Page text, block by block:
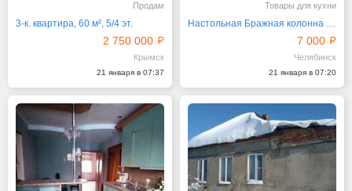
Продам
3-к. квартира, 60 м², 5/4 эт.
2 750 000
Крымск
21 января в 07:37
Товары для кухни
Настольная Бражная колонна Урал. Барботер колонна
7 000
Челябинск
21 января в 07:20